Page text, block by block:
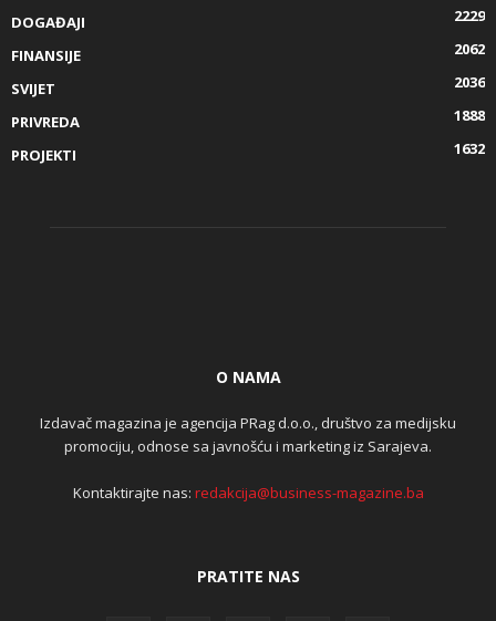
DOGAĐAJI
2229
FINANSIJE
2062
SVIJET
2036
PRIVREDA
1888
PROJEKTI
1632
O NAMA
Izdavač magazina je agencija PRag d.o.o., društvo za medijsku
promociju, odnose sa javnošću i marketing iz Sarajeva.
Kontaktirajte nas: redakcija@business-magazine.ba
PRATITE NAS